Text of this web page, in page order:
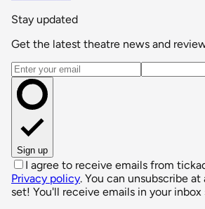
Stay updated
Get the latest theatre news and
Email address
Sign up
I agree to receive emails from
Privacy policy. You can unsubscribe at
set! You'll receive emails in your inbox